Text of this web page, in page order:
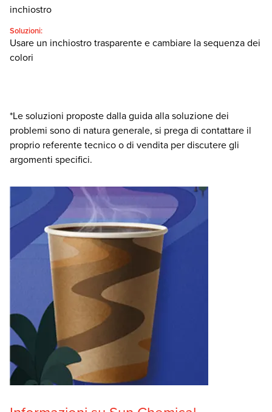
inchiostro
Soluzioni:
Usare un inchiostro trasparente e cambiare la sequenza dei
colori
*Le soluzioni proposte dalla guida alla soluzione dei
problemi sono di natura generale, si prega di contattare il
proprio referente tecnico o di vendita per discutere gli
argomenti specifici.